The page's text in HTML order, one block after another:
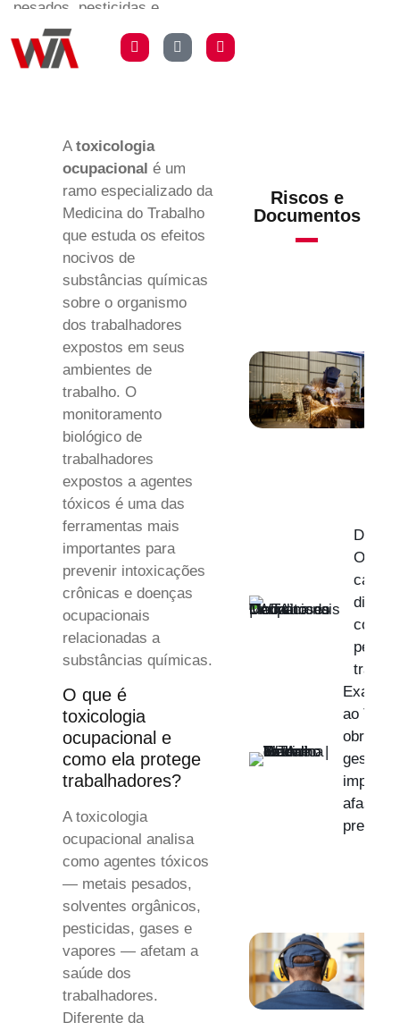
pesados, pesticidas e
integração com o PCMSO.
A toxicologia
ocupacional é um
ramo especializado da
Medicina do Trabalho
que estuda os efeitos
nocivos de
substâncias químicas
sobre o organismo
dos trabalhadores
expostos em seus
ambientes de
trabalho. O
monitoramento
biológico de
trabalhadores
expostos a agentes
tóxicos é uma das
ferramentas mais
importantes para
prevenir intoxicações
crônicas e doenças
ocupacionais
relacionadas a
substâncias químicas.
O que é
toxicologia
ocupacional e
como ela protege
trabalhadores?
A toxicologia
ocupacional analisa
como agentes tóxicos
— metais pesados,
solventes orgânicos,
pesticidas, gases e
vapores — afetam a
saúde dos
trabalhadores.
Diferente da
Riscos e
Documentos
como
pele
Exame
ao
gestão
impacto